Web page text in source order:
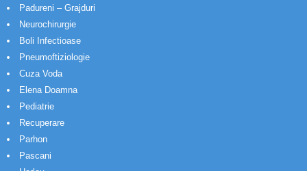
Padureni – Grajduri
Neurochirurgie
Boli Infectioase
Pneumoftiziologie
Cuza Voda
Elena Doamna
Pediatrie
Recuperare
Parhon
Pascani